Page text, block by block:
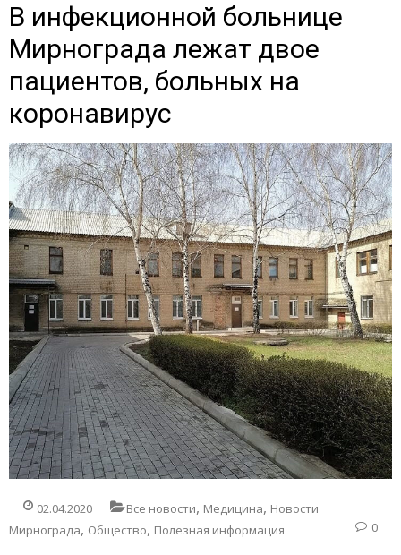
В инфекционной больнице
Мирнограда лежат двое
пациентов, больных на
коронавирус
02.04.2020 Все новости, Медицина, Новости
Мирнограда, Общество, Полезная информация 0